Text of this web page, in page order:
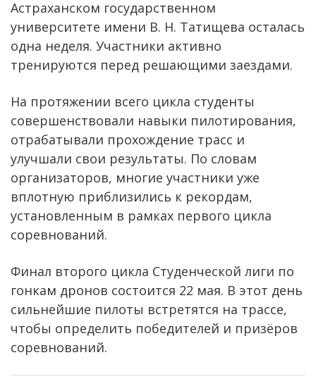
Астраханском государственном
университете имени В. Н. Татищева осталась
одна неделя. Участники активно
тренируются перед решающими заездами.
На протяжении всего цикла студенты
совершенствовали навыки пилотирования,
отрабатывали прохождение трасс и
улучшали свои результаты. По словам
организаторов, многие участники уже
вплотную приблизились к рекордам,
установленным в рамках первого цикла
соревнований.
Финал второго цикла Студенческой лиги по
гонкам дронов состоится 22 мая. В этот день
сильнейшие пилоты встретятся на трассе,
чтобы определить победителей и призёров
соревнований.